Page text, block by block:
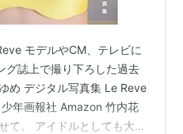
モデルやCM、テレビに
グ誌上で撮り下ろした過去
め デジタル写真集 Le Reve
年画報社 Amazon 竹内花
て。 アイドルとしても大注